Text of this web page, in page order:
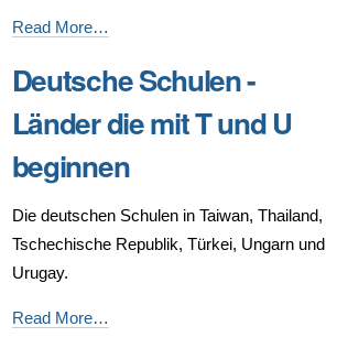
-
Deutsche
Länder
die
mit
beginnen
-
Read More…
Deutsche Schulen -
Länder die mit T und U
beginnen
Die deutschen Schulen in Taiwan, Thailand,
Tschechische Republik, Türkei, Ungarn und
Urugay.
Deutsche
Read More…